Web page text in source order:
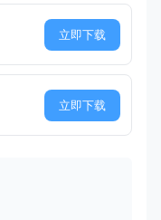
立即下载
立即下载